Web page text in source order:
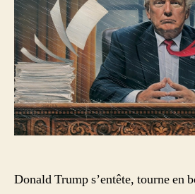
Donald Trump s’entête, tourne en